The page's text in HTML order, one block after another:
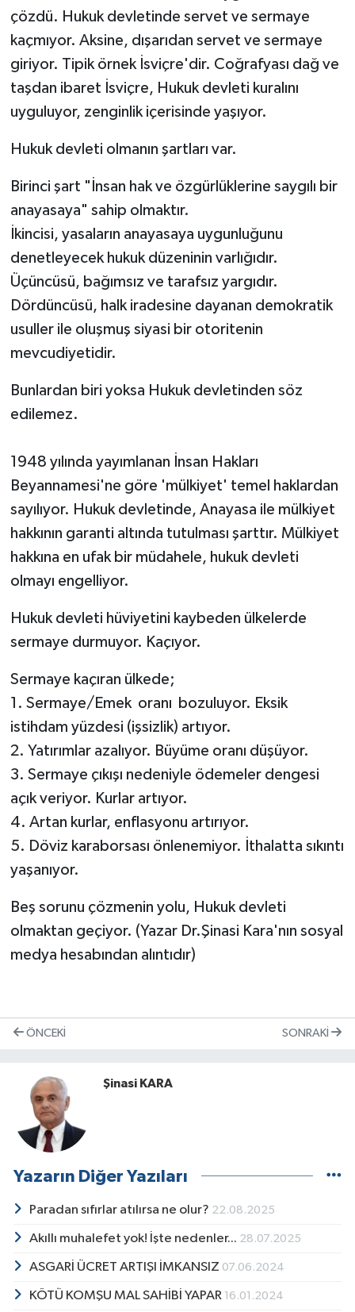
çözdü. Hukuk devletinde servet ve sermaye
kaçmıyor. Aksine, dışarıdan servet ve sermaye
giriyor. Tipik örnek İsviçre'dir. Coğrafyası dağ ve
taşdan ibaret İsviçre, Hukuk devleti kuralını
uyguluyor, zenginlik içerisinde yaşıyor.
Hukuk devleti olmanın şartları var.
Birinci şart "İnsan hak ve özgürlüklerine saygılı bir
anayasaya" sahip olmaktır.
İkincisi, yasaların anayasaya uygunluğunu
denetleyecek hukuk düzeninin varlığıdır.
Üçüncüsü, bağımsız ve tarafsız yargıdır.
Dördüncüsü, halk iradesine dayanan demokratik
usuller ile oluşmuş siyasi bir otoritenin
mevcudiyetidir.
Bunlardan biri yoksa Hukuk devletinden söz
edilemez.
1948 yılında yayımlanan İnsan Hakları
Beyannamesi'ne göre 'mülkiyet' temel haklardan
sayılıyor. Hukuk devletinde, Anayasa ile mülkiyet
hakkının garanti altında tutulması şarttır. Mülkiyet
hakkına en ufak bir müdahele, hukuk devleti
olmayı engelliyor.
Hukuk devleti hüviyetini kaybeden ülkelerde
sermaye durmuyor. Kaçıyor.
Sermaye kaçıran ülkede;
1. Sermaye/Emek oranı bozuluyor. Eksik
istihdam yüzdesi (işsizlik) artıyor.
2. Yatırımlar azalıyor. Büyüme oranı düşüyor.
3. Sermaye çıkışı nedeniyle ödemeler dengesi
açık veriyor. Kurlar artıyor.
4. Artan kurlar, enflasyonu artırıyor.
5. Döviz karaborsası önlenemiyor. İthalatta sıkıntı
yaşanıyor.
Beş sorunu çözmenin yolu, Hukuk devleti
olmaktan geçiyor. (Yazar Dr.Şinasi Kara'nın sosyal
medya hesabından alıntıdır)
ÖNCEKI SONRAKI
Şinasi KARA
Yazarın Diğer Yazıları
Paradan sıfırlar atılırsa ne olur? 22.08.2025
Akıllı muhalefet yok! İşte nedenler... 28.07.2025
ASGARİ ÜCRET ARTIŞI İMKANSIZ 07.06.2024
KÖTÜ KOMŞU MAL SAHİBİ YAPAR 16.01.2024
TEKNOLOJİ
TURİZM
VİDEO HABER